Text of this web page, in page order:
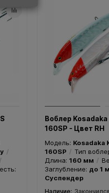
Воблер Kosadaka
160SP - Цвет RH
Модель: Kosadaka
160SP
Тип
Длина: 160 мм
Заглубление: до 1 м
Суспендер
Закончился